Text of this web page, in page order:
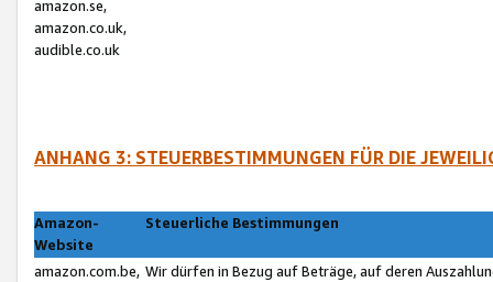
amazon.se,
amazon.co.uk,
audible.co.uk
ANHANG 3: STEUERBESTIMMUNGEN FÜR DIE
Amazon-
Website
Steuerliche Bestimmungen
amazon.com.be, Wir dürfen in Bezug auf Beträge, auf deren